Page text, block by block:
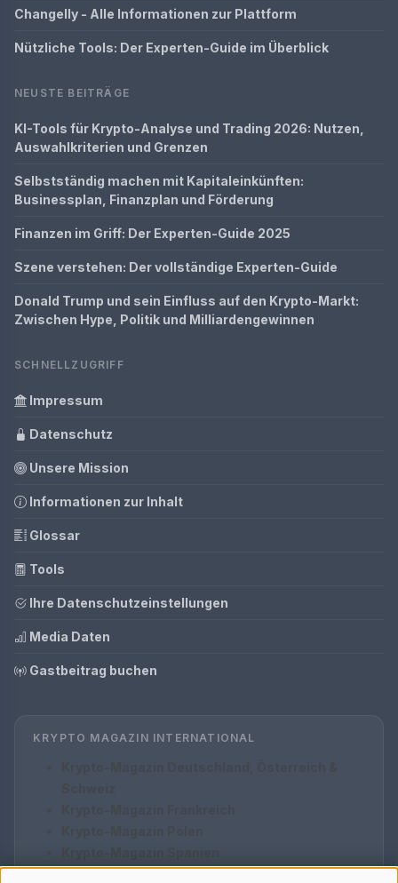
Changelly - Alle Informationen zur Plattform
Nützliche Tools: Der Experten-Guide im Überblick
NEUSTE BEITRÄGE
KI-Tools für Krypto-Analyse und Trading 2026: Nutzen,
Auswahlkriterien und Grenzen
Selbstständig machen mit Kapitaleinkünften:
Businessplan, Finanzplan und Förderung
Finanzen im Griff: Der Experten-Guide 2025
Szene verstehen: Der vollständige Experten-Guide
Donald Trump und sein Einfluss auf den Krypto-Markt:
Zwischen Hype, Politik und Milliardengewinnen
SCHNELLZUGRIFF
Impressum
Datenschutz
Unsere Mission
Informationen zur Inhalt
Glossar
Tools
Ihre Datenschutzeinstellungen
Media Daten
Gastbeitrag buchen
KRYPTO MAGAZIN INTERNATIONAL
Krypto-Magazin Italien